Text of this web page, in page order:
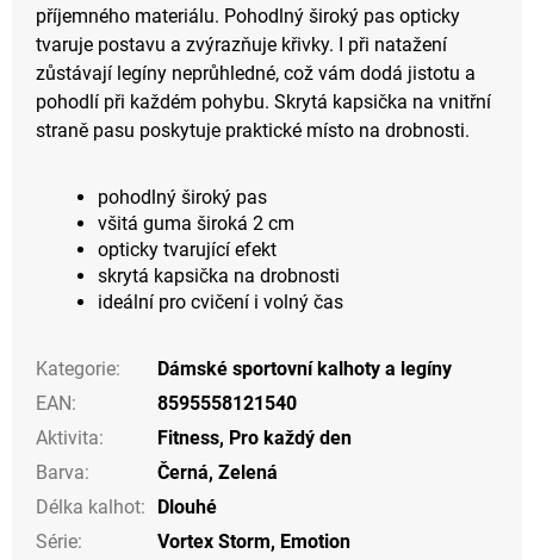
příjemného materiálu. Pohodlný široký pas opticky
tvaruje postavu a zvýrazňuje křivky. I při natažení
zůstávají legíny neprůhledné, což vám dodá jistotu a
pohodlí při každém pohybu. Skrytá kapsička na vnitřní
straně pasu poskytuje praktické místo na drobnosti.
pohodlný široký pas
všitá guma široká 2 cm
opticky tvarující efekt
skrytá kapsička na drobnosti
ideální pro cvičení i volný čas
Kategorie:
Dámské sportovní kalhoty a legíny
EAN:
8595558121540
Aktivita: Fitness, Pro každý den
Barva: Černá, Zelená
Délka kalhot:
Dlouhé
Série:
Vortex Storm, Emotion